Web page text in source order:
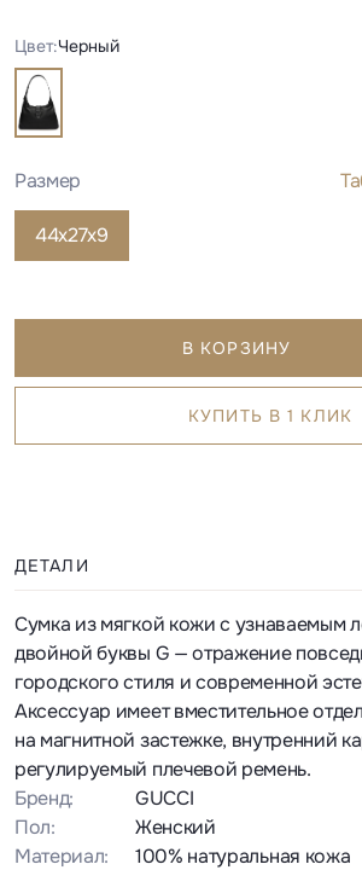
Цвет:Черный
Размер
44х27х9
В КОРЗИНУ
КУПИТЬ В 1 КЛИК
ДЕТАЛИ
Сумка из мягкой кожи с узнаваемым
двойной буквы G — отражение
городского стиля и современной
Аксессуар имеет вместительное
на магнитной застежке, внутренний
регулируемый плечевой ремень.
Бренд:
GUCCI
Пол:
Женский
Материал:
100% натуральная кожа